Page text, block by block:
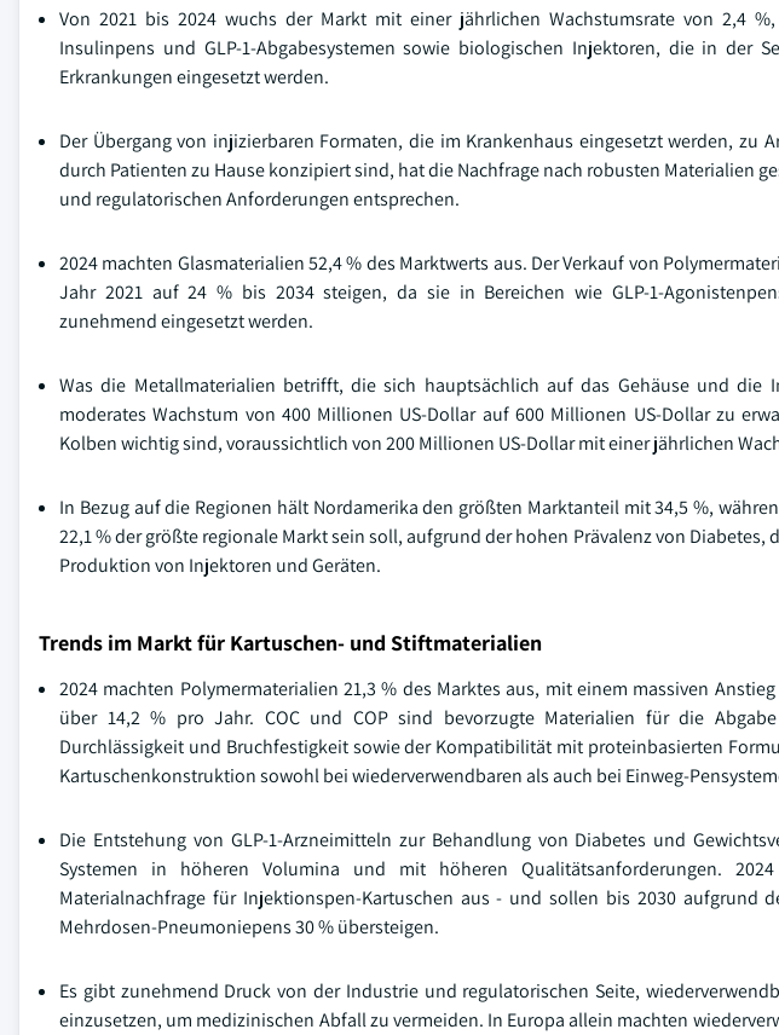
Von 2021 bis 2024 wuchs der Markt mit einer jährlichen Wachstumsrate von 2,4
Insulinpens und GLP-1-Abgabesystemen sowie biologischen Injektoren, die in der
Erkrankungen eingesetzt werden.
Der Übergang von injizierbaren Formaten, die im Krankenhaus eingesetzt werden, zu
durch Patienten zu Hause konzipiert sind, hat die Nachfrage nach robusten Materialien
und regulatorischen Anforderungen entsprechen.
2024 machten Glasmaterialien 52,4 % des Marktwerts aus. Der Verkauf von
Jahr 2021 auf 24 % bis 2034 steigen, da sie in Bereichen wie GLP-1-
zunehmend eingesetzt werden.
Was die Metallmaterialien betrifft, die sich hauptsächlich auf das Gehäuse und die
moderates Wachstum von 400 Millionen US-Dollar auf 600 Millionen US-Dollar zu
Kolben wichtig sind, voraussichtlich von 200 Millionen US-Dollar mit einer jährlichen
In Bezug auf die Regionen hält Nordamerika den größten Marktanteil mit 34,5 %,
22,1 % der größte regionale Markt sein soll, aufgrund der hohen Prävalenz von
Produktion von Injektoren und Geräten.
Trends im Markt für Kartuschen- und Stiftmaterialien
2024 machten Polymermaterialien 21,3 % des Marktes aus, mit einem massiven
über 14,2 % pro Jahr. COC und COP sind bevorzugte Materialien für die
Durchlässigkeit und Bruchfestigkeit sowie der Kompatibilität mit proteinbasierten
Kartuschenkonstruktion sowohl bei wiederverwendbaren als auch bei Einweg-
Die Entstehung von GLP-1-Arzneimitteln zur Behandlung von Diabetes und
Systemen in höheren Volumina und mit höheren Qualitätsanforderungen.
Materialnachfrage für Injektionspen-Kartuschen aus - und sollen bis 2030 aufgrund
Mehrdosen-Pneumoniepens 30 % übersteigen.
Es gibt zunehmend Druck von der Industrie und regulatorischen Seite,
einzusetzen, um medizinischen Abfall zu vermeiden. In Europa allein machten